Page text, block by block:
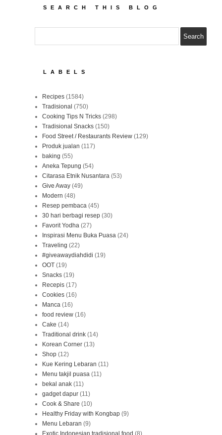
SEARCH THIS BLOG
LABELS
Recipes (1584)
Tradisional (750)
Cooking Tips N Tricks (298)
Tradisional Snacks (150)
Food Street / Restaurants Review (129)
Produk jualan (117)
baking (55)
Aneka Tepung (54)
Citarasa Etnik Nusantara (53)
Give Away (49)
Modern (48)
Resep pembaca (45)
30 hari berbagi resep (30)
Favorit Yodha (27)
Inspirasi Menu Buka Puasa (24)
Traveling (22)
#giveawaydiahdidi (19)
OOT (19)
Snacks (19)
Recepis (17)
Cookies (16)
Manca (16)
food review (16)
Cake (14)
Traditional drink (14)
Korean Corner (13)
Shop (12)
Kue Kering Lebaran (11)
Menu takjil puasa (11)
bekal anak (11)
gadget dapur (11)
Cook & Share (10)
Healthy Friday with Kongbap (9)
Menu Lebaran (9)
Exotic Indonesian tradisional food (8)